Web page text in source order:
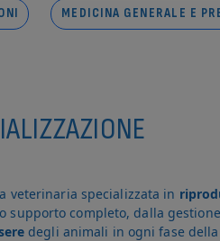
MEDICINA GENERALE E
veterinaria specializzata in
completo, dalla
degli animali in ogni fase